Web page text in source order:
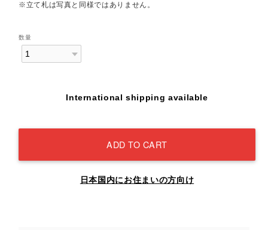
※立て札は写真と同様ではありません。
数量
International shipping available
ADD TO CART
日本国内にお住まいの方向け